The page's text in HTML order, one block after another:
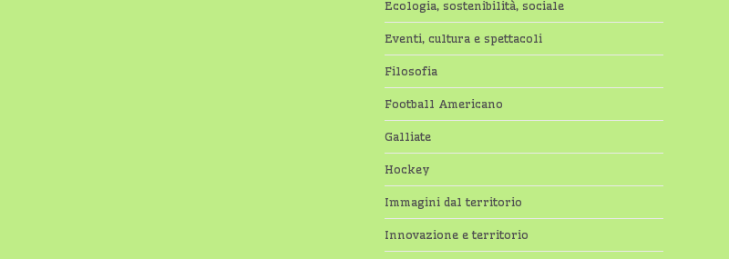
Ecologia, sostenibilità, sociale
Eventi, cultura e spettacoli
Filosofia
Football Americano
Galliate
Hockey
Immagini dal territorio
Innovazione e territorio